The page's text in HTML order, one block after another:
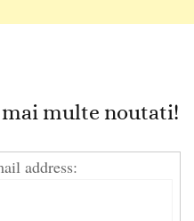
multe noutati!
address: